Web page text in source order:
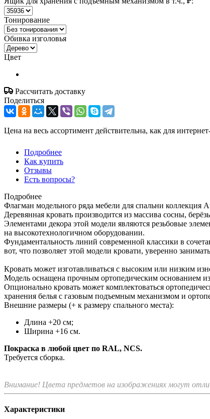
Тонирование
Обивка изголовья
Цвет
Рассчитать доставку
Поделиться
Цена на весь ассортимент действительна, как для
Подробнее
Как купить
Отзывы
Есть вопросы?
Подробнее
Флагман модельного ряда мебели для спальни коллекция
Деревянная кровать производится из массива сосны,
Элементами декора этой модели являются резьбовые
на высокотехнологичном оборудовании.
Фундаментальность линий современной классики в
вот, что позволяет этой модели кровати, уверенно
Кровать может изготавливаться с высоким или низким
Модель оснащена прочным ортопедическим основанием
Опционально кровать может комплектоваться
хранения белья с газовым подъемным механизмом и
Внешние размеры (+ к размеру спального места):
Длина +20 см;
Ширина +16 см.
Покраска в любой цвет по RAL, NCS.
Требуется сборка.
Внимание! Цвета предметов на изображениях могут
Характеристики